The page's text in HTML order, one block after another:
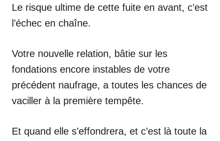
Le risque ultime de cette fuite en avant, c’est
l’échec en chaîne.
Votre nouvelle relation, bâtie sur les
fondations encore instables de votre
précédent naufrage, a toutes les chances de
vaciller à la première tempête.
Et quand elle s’effondrera, et c’est là toute la